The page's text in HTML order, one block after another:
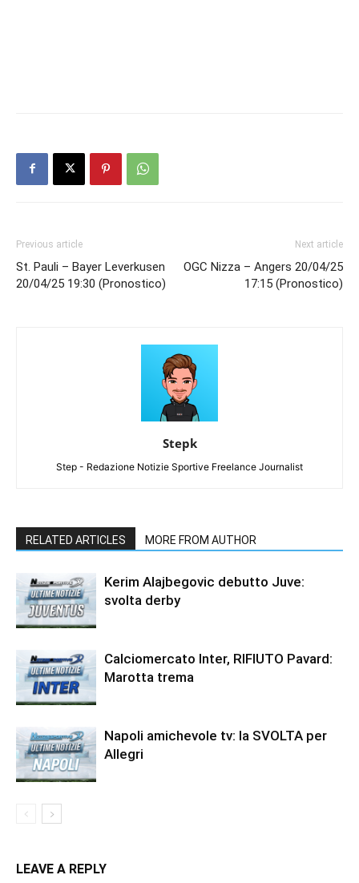
Previous article
St. Pauli – Bayer Leverkusen
20/04/25 19:30 (Pronostico)
Next article
OGC Nizza – Angers 20/04/25
17:15 (Pronostico)
Stepk
Step - Redazione Notizie Sportive Freelance Journalist
RELATED ARTICLES MORE FROM AUTHOR
Kerim Alajbegovic debutto Juve:
svolta derby
Calciomercato Inter, RIFIUTO Pavard:
Marotta trema
Napoli amichevole tv: la SVOLTA per
Allegri
LEAVE A REPLY